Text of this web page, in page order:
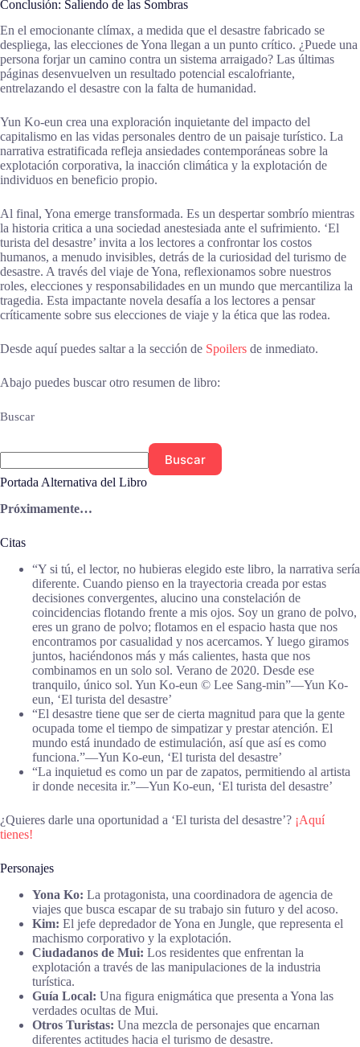
Conclusión: Saliendo de las Sombras
En el emocionante clímax, a medida que el desastre fabricado se
despliega, las elecciones de Yona llegan a un punto crítico. ¿Puede una
persona forjar un camino contra un sistema arraigado? Las últimas
páginas desenvuelven un resultado potencial escalofriante,
entrelazando el desastre con la falta de humanidad.
Yun Ko-eun crea una exploración inquietante del impacto del
capitalismo en las vidas personales dentro de un paisaje turístico. La
narrativa estratificada refleja ansiedades contemporáneas sobre la
explotación corporativa, la inacción climática y la explotación de
individuos en beneficio propio.
Al final, Yona emerge transformada. Es un despertar sombrío mientras
la historia critica a una sociedad anestesiada ante el sufrimiento. ‘El
turista del desastre’ invita a los lectores a confrontar los costos
humanos, a menudo invisibles, detrás de la curiosidad del turismo de
desastre. A través del viaje de Yona, reflexionamos sobre nuestros
roles, elecciones y responsabilidades en un mundo que mercantiliza la
tragedia. Esta impactante novela desafía a los lectores a pensar
críticamente sobre sus elecciones de viaje y la ética que las rodea.
Desde aquí puedes saltar a la sección de Spoilers de inmediato.
Abajo puedes buscar otro resumen de libro:
Buscar
Buscar
Portada Alternativa del Libro
Próximamente…
Citas
“Y si tú, el lector, no hubieras elegido este libro, la narrativa sería
diferente. Cuando pienso en la trayectoria creada por estas
decisiones convergentes, alucino una constelación de
coincidencias flotando frente a mis ojos. Soy un grano de polvo,
eres un grano de polvo; flotamos en el espacio hasta que nos
encontramos por casualidad y nos acercamos. Y luego giramos
juntos, haciéndonos más y más calientes, hasta que nos
combinamos en un solo sol. Verano de 2020. Desde ese
tranquilo, único sol. Yun Ko-eun © Lee Sang-min”―Yun Ko-
eun, ‘El turista del desastre’
“El desastre tiene que ser de cierta magnitud para que la gente
ocupada tome el tiempo de simpatizar y prestar atención. El
mundo está inundado de estimulación, así que así es como
funciona.”―Yun Ko-eun, ‘El turista del desastre’
“La inquietud es como un par de zapatos, permitiendo al artista
ir donde necesita ir.”―Yun Ko-eun, ‘El turista del desastre’
¿Quieres darle una oportunidad a ‘El turista del desastre’? ¡Aquí
tienes!
Personajes
Yona Ko: La protagonista, una coordinadora de agencia de
viajes que busca escapar de su trabajo sin futuro y del acoso.
Kim: El jefe depredador de Yona en Jungle, que representa el
machismo corporativo y la explotación.
Ciudadanos de Mui: Los residentes que enfrentan la
explotación a través de las manipulaciones de la industria
turística.
Guía Local: Una figura enigmática que presenta a Yona las
verdades ocultas de Mui.
Otros Turistas: Una mezcla de personajes que encarnan
diferentes actitudes hacia el turismo de desastre.